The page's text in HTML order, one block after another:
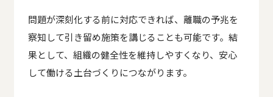
問題が深刻化する前に対応できれば、離職の予兆を
察知して引き留め施策を講じることも可能です。結
果として、組織の健全性を維持しやすくなり、安心
して働ける土台づくりにつながります。